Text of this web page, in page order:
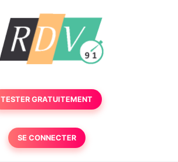
TESTER GRATUITEMENT
SE CONNECTER